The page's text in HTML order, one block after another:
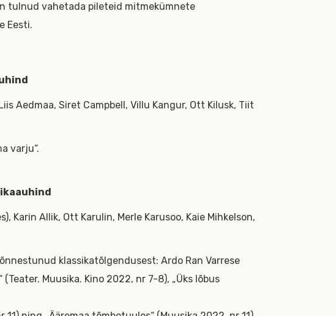
tulnud vahetada pileteid mitmekümnete
Eesti.
Aedmaa, Siret Campbell, Villu Kangur, Ott Kilusk, Tiit
varju“.
Karin Allik, Ott Karulin, Merle Karusoo, Kaie Mihkelson,
klassikatõlgendusest: Ardo Ran Varrese
(Teater. Muusika. Kino 2022, nr 7-8), „Üks lõbus